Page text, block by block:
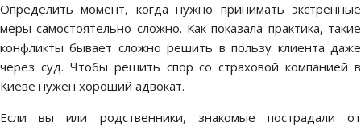
Определить момент, когда нужно принимать экстренные
меры самостоятельно сложно. Как показала практика, такие
конфликты бывает сложно решить в пользу клиента даже
через суд. Чтобы решить спор со страховой компанией в
Киеве нужен хороший адвокат.
Если вы или родственники, знакомые пострадали от